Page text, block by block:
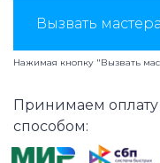
Вызвать мастера
Нажимая кнопку "Вызвать
Принимаем
способом: